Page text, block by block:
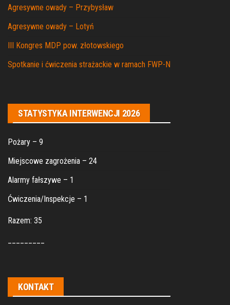
Agresywne owady – Przybysław
Agresywne owady – Lotyń
III Kongres MDP pow. złotowskiego
Spotkanie i ćwiczenia strażackie w ramach FWP-N
STATYSTYKA INTERWENCJI 2026
Pożary – 9
Miejscowe zagrożenia – 24
Alarmy fałszywe – 1
Ćwiczenia/Inspekcje – 1
Razem: 35
KONTAKT